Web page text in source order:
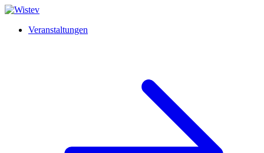
Veranstaltungen